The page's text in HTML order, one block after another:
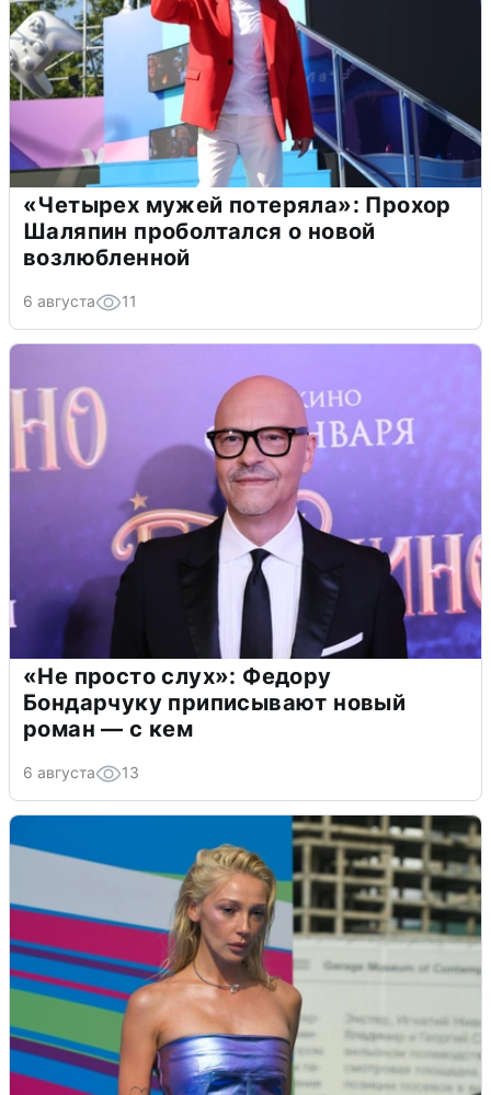
«Четырех мужей потеряла»: Прохор
Шаляпин проболтался о новой
возлюбленной
6 августа 11
«Не просто слух»: Федору
Бондарчуку приписывают новый
роман — с кем
6 августа 13